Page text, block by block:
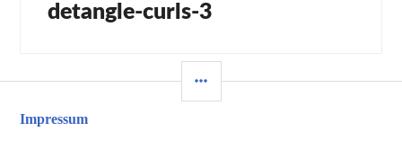
Vorheriger
detangle-curls-3
Impressum